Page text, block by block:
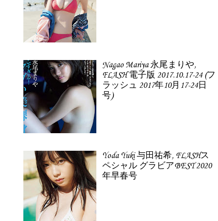
Nagao Mariya 永尾まりや,
FLASH 電子版 2017.10.17-24 (フ
ラッシュ 2017年10月17-24日
号)
Yoda Yuki 与田祐希, FLASHス
ペシャル グラビアBEST 2020
年早春号